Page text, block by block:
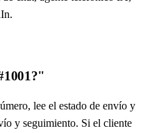
lee el estado de envío y
y seguimiento. Si el cliente